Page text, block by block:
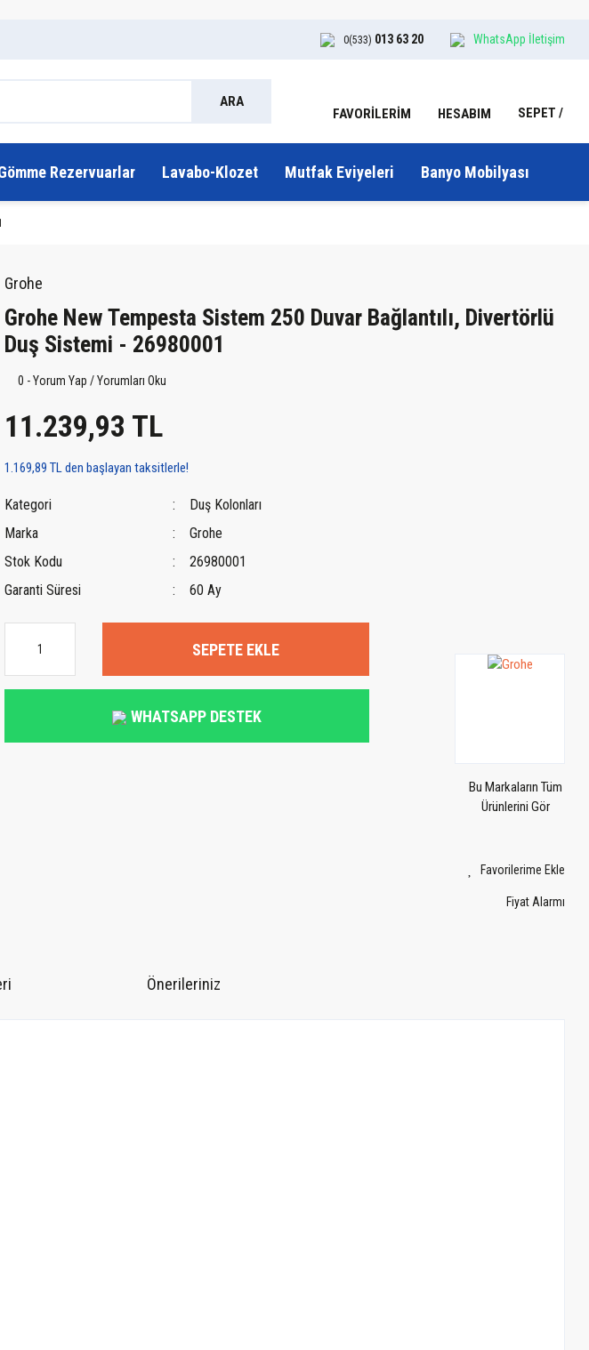
0(533) 013 63 20 WhatsApp İletişim
ARA
FAVORİLERİM HESABIM SEPET
Rezervuarlar Lavabo-Klozet Mutfak Eviyeleri Banyo Mobilyası
Grohe
Grohe New Tempesta Sistem 250 Duvar Bağlantılı, Divertörlü
Duş Sistemi - 26980001
0 - Yorum Yap / Yorumları Oku
11.239,93 TL
1.169,89 TL den başlayan taksitlerle!
Kategori
Duş Kolonları
Marka
Grohe
Stok Kodu
26980001
Garanti Süresi
60 Ay
SEPETE EKLE
WHATSAPP DESTEK
Bu Markaların Tüm
Ürünlerini Gör
Fiyat Alarmı
Önerileriniz